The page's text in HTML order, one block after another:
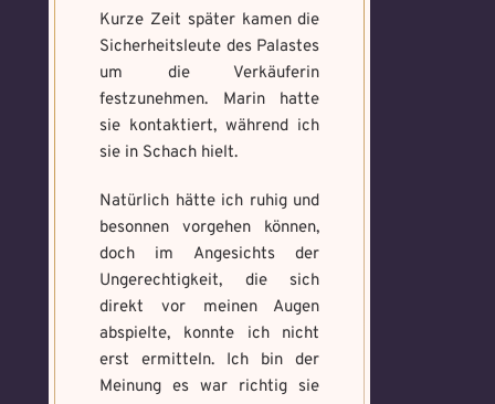
Kurze Zeit später kamen die
Sicherheitsleute des Palastes
um die Verkäuferin
festzunehmen. Marin hatte
sie kontaktiert, während ich
sie in Schach hielt.
Natürlich hätte ich ruhig und
besonnen vorgehen können,
doch im Angesichts der
Ungerechtigkeit, die sich
direkt vor meinen Augen
abspielte, konnte ich nicht
erst ermitteln. Ich bin der
Meinung es war richtig sie